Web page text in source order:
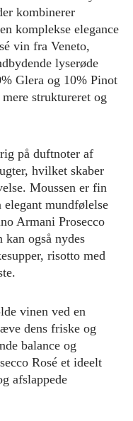
kombinerer
komplekse elegance
vin fra Veneto,
lyserøde
Glera og 10% Pinot
struktureret og
på duftnoter af
hvilket skaber
Moussen er fin
mundfølelse
Armani Prosecco
også nydes
risotto med
vinen ved en
dens friske og
balance og
Rosé et ideelt
afslappede